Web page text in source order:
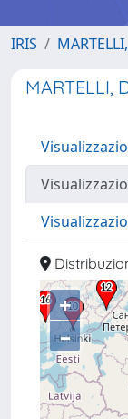
IRIS
MARTELLI,
+
–